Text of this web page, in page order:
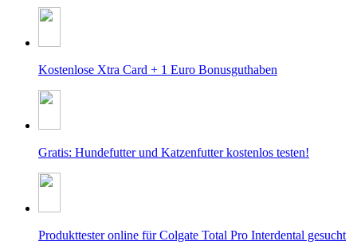
Kostenlose Xtra Card + 1 Euro Bonusguthaben
Gratis: Hundefutter und Katzenfutter kostenlos testen!
Produkttester online für Colgate Total Pro Interdental gesucht